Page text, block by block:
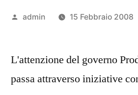
Pubblicato
admin 15 Febbraio 2008
L'attenzione del governo
passa attraverso iniziative